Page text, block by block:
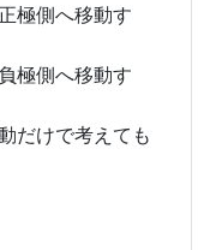
極側へ移動す
極側へ移動す
だけで考えても